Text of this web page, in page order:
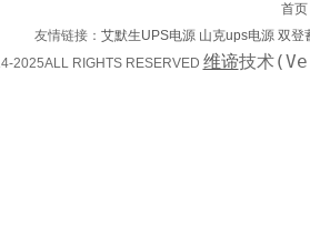
首页
友情链接： 艾默生UPS电源 山克ups电源 双登
2025ALL RIGHTS RESERVED 维谛技术